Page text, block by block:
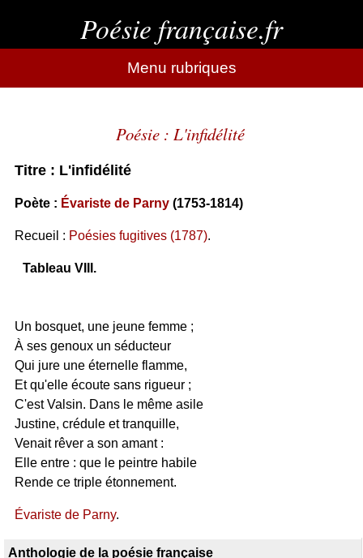
Poésie française.fr
Menu rubriques
Poésie : L'infidélité
Titre : L'infidélité
Poète : Évariste de Parny(1753-1814)
Recueil : Poésies fugitives (1787).
Tableau VIII.
Un bosquet, une jeune femme ;
À ses genoux un séducteur
Qui jure une éternelle flamme,
Et qu'elle écoute sans rigueur ;
C'est Valsin. Dans le même asile
Justine, crédule et tranquille,
Venait rêver a son amant :
Elle entre : que le peintre habile
Rende ce triple étonnement.
Évariste de Parny.
Anthologie de la poésie française